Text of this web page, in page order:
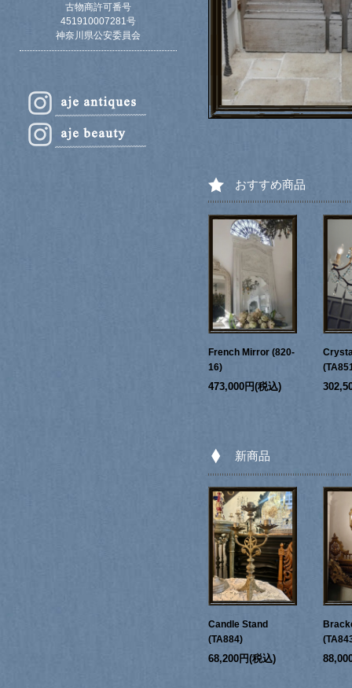
古物商許可番号
451910007281号
神奈川県公安委員会
おすすめ商品
French Mirror (820-
16)
473,000円(税込)
新商品
Candle Stand
(TA884)
68,200円(税込)